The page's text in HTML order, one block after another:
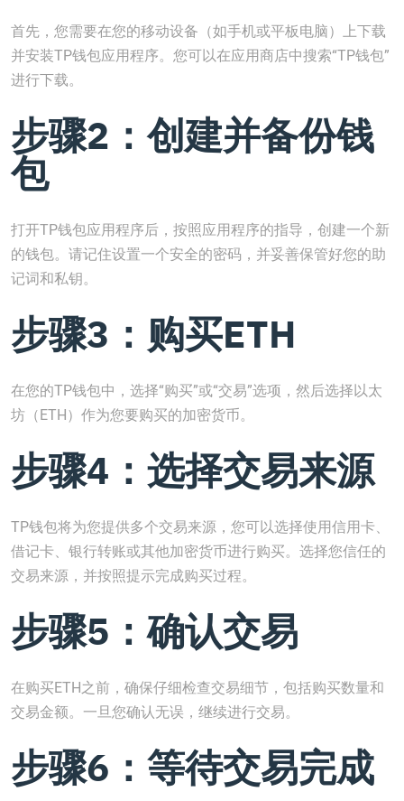
首先，您需要在您的移动设备（如手机或平板电脑）上下载
并安装TP钱包应用程序。您可以在应用商店中搜索“TP钱包”
进行下载。
步骤2：创建并备份钱
包
打开TP钱包应用程序后，按照应用程序的指导，创建一个新
的钱包。请记住设置一个安全的密码，并妥善保管好您的助
记词和私钥。
步骤3：购买ETH
在您的TP钱包中，选择“购买”或“交易”选项，然后选择以太
坊（ETH）作为您要购买的加密货币。
步骤4：选择交易来源
TP钱包将为您提供多个交易来源，您可以选择使用信用卡、
借记卡、银行转账或其他加密货币进行购买。选择您信任的
交易来源，并按照提示完成购买过程。
步骤5：确认交易
在购买ETH之前，确保仔细检查交易细节，包括购买数量和
交易金额。一旦您确认无误，继续进行交易。
步骤6：等待交易完成